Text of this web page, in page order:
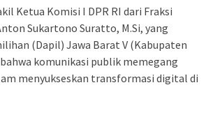
Ketua Komisi I DPR RI dari Fraksi
Sukartono Suratto, M.Si, yang
(Dapil) Jawa Barat V (Kabupaten
komunikasi publik memegang
menyukseskan transformasi digital di